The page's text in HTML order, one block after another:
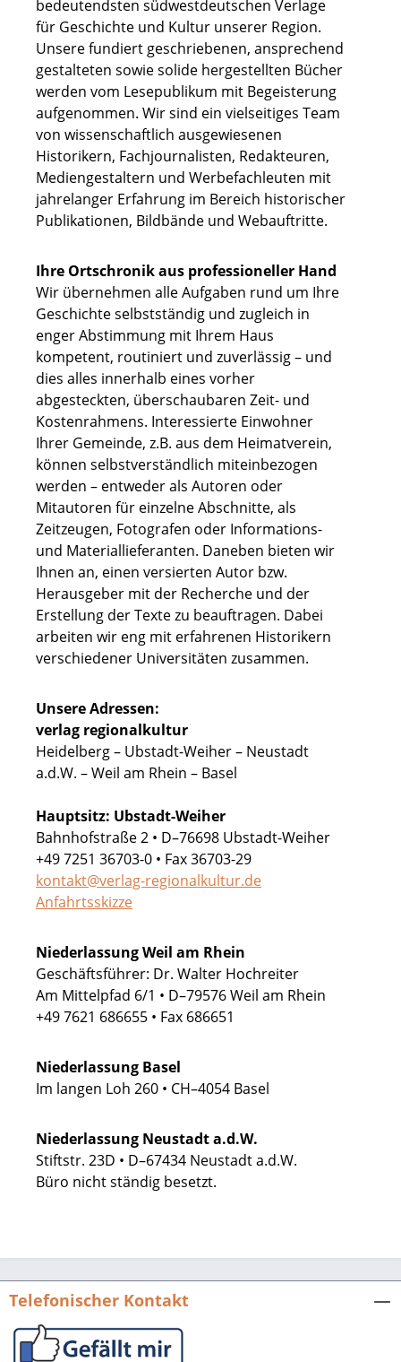
bedeutendsten südwestdeutschen Verlage
für Geschichte und Kultur unserer Region.
Unsere fundiert geschriebenen, ansprechend
gestalteten sowie solide hergestellten Bücher
werden vom Lesepublikum mit Begeisterung
aufgenommen. Wir sind ein vielseitiges Team
von wissenschaftlich ausgewiesenen
Historikern, Fachjournalisten, Redakteuren,
Mediengestaltern und Werbefachleuten mit
jahrelanger Erfahrung im Bereich historischer
Publikationen, Bildbände und Webauftritte.
Ihre Ortschronik aus professioneller Hand
Wir übernehmen alle Aufgaben rund um Ihre
Geschichte selbstständig und zugleich in
enger Abstimmung mit Ihrem Haus
kompetent, routiniert und zuverlässig – und
dies alles innerhalb eines vorher
abgesteckten, überschaubaren Zeit- und
Kostenrahmens. Interessierte Einwohner
Ihrer Gemeinde, z.B. aus dem Heimatverein,
können selbstverständlich miteinbezogen
werden – entweder als Autoren oder
Mitautoren für einzelne Abschnitte, als
Zeitzeugen, Fotografen oder Informations-
und Materiallieferanten. Daneben bieten wir
Ihnen an, einen versierten Autor bzw.
Herausgeber mit der Recherche und der
Erstellung der Texte zu beauftragen. Dabei
arbeiten wir eng mit erfahrenen Historikern
verschiedener Universitäten zusammen.
Unsere Adressen:
verlag regionalkultur
Heidelberg – Ubstadt-Weiher – Neustadt
a.d.W. – Weil am Rhein – Basel
Hauptsitz: Ubstadt-Weiher
Bahnhofstraße 2 • D–76698 Ubstadt-Weiher
+49 7251 36703-0 • Fax 36703-29
kontakt@verlag-regionalkultur.de
Anfahrtsskizze
Niederlassung Weil am Rhein
Geschäftsführer: Dr. Walter Hochreiter
Am Mittelpfad 6/1 • D–79576 Weil am Rhein
+49 7621 686655 • Fax 686651
Niederlassung Basel
Im langen Loh 260 • CH–4054 Basel
Niederlassung Neustadt a.d.W.
Stiftstr. 23D • D–67434 Neustadt a.d.W.
Büro nicht ständig besetzt.
Telefonischer Kontakt